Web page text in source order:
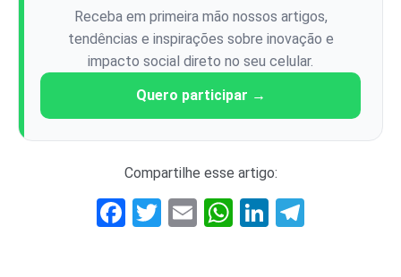
Receba em primeira mão nossos artigos,
tendências e inspirações sobre inovação e
impacto social direto no seu celular.
Quero participar →
Compartilhe esse artigo:
Facebook
Twitter
EmailWhatsApp
LinkedIn